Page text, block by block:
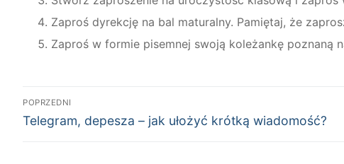
Zaproś dyrekcję na bal maturalny. Pamiętaj, że
Zaproś w formie pisemnej swoją koleżankę poznaną
Nawigacja
wpisu
POPRZEDNI
Poprzedni
Telegram, depesza – jak ułożyć krótką wiadomość?